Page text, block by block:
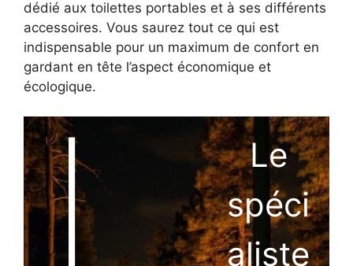
dédié aux toilettes portables et à ses différents
accessoires. Vous saurez tout ce qui est
indispensable pour un maximum de confort en
gardant en tête l’aspect économique et
écologique.
Le
spéci
aliste